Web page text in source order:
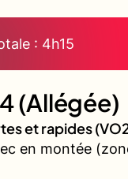
: 4h15
(Allégée)
et rapides
en montée